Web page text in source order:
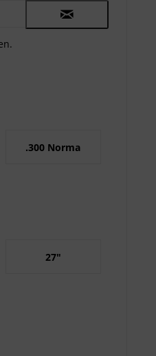
.300 Norma
27"